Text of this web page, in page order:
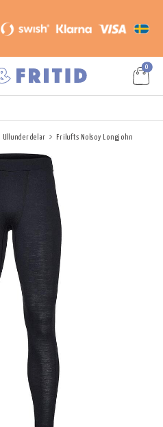
0
Ullunderdelar Frilufts Nolsoy Longjohn